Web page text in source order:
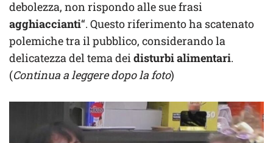
debolezza, non rispondo alle sue frasi
agghiaccianti“. Questo riferimento ha scatenato
polemiche tra il pubblico, considerando la
delicatezza del tema dei disturbi alimentari.
(Continua a leggere dopo la foto)